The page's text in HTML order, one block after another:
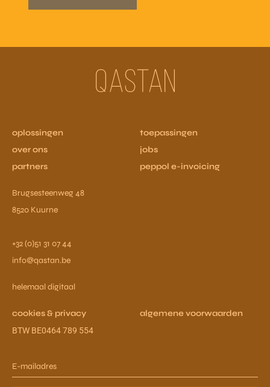
oplossingen
toepassingen
over ons
jobs
partners
peppol e-invoicing
Brugsesteenweg 48
8520 Kuurne
+32 (0)51 31 07 44
info@qastan.be
helemaal digitaal
cookies & privacy algemene voorwaarden
BTW BE0464 789 554